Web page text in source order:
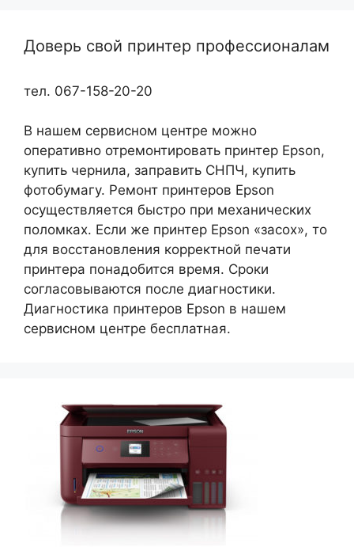
Доверь свой принтер профессионалам
тел. 067-158-20-20
В нашем сервисном центре можно
оперативно отремонтировать принтер Epson,
купить чернила, заправить СНПЧ, купить
фотобумагу. Ремонт принтеров Epson
осуществляется быстро при механических
поломках. Если же принтер Epson «засох», то
для восстановления корректной печати
принтера понадобится время. Сроки
согласовываются после диагностики.
Диагностика принтеров Epson в нашем
сервисном центре бесплатная.